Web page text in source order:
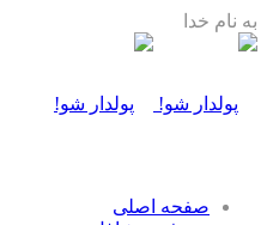
به نام خدا
صفحه اصلی